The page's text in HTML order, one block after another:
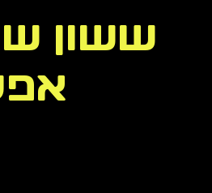
ששון